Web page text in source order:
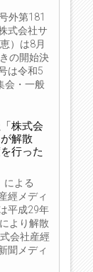
外第181
式会社サ
）は8月
の開始決
は令和5
会・一般
株式会
が解散
行った
による
經メディ
平成29年
より解散
会社産經
聞メディ